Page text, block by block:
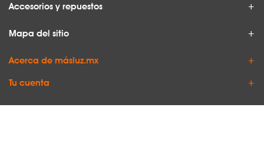
Accesorios y repuestos
Mapa del sitio
Acerca de másluz.mx
Tu cuenta